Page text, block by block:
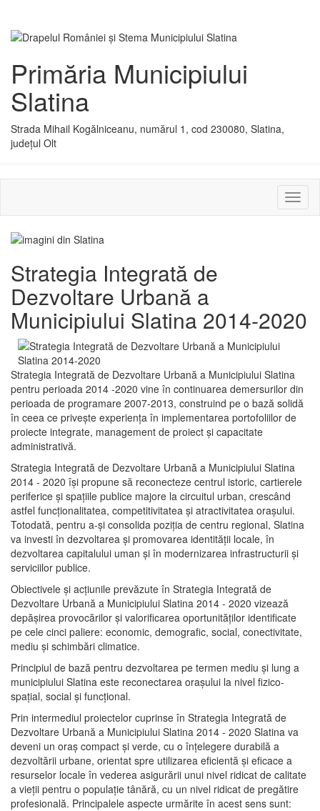
Primăria Municipiului
Slatina
Strada Mihail Kogălniceanu, numărul 1, cod 230080, Slatina,
județul Olt
sau
Strategia Integrată de
Dezvoltare Urbană a
Municipiului Slatina 2014-2020
Strategia Integrată de Dezvoltare Urbană a Municipiului Slatina
pentru perioada 2014 -2020 vine în continuarea demersurilor din
perioada de programare 2007-2013, construind pe o bază solidă
în ceea ce priveşte experienţa în implementarea portofoliilor de
proiecte integrate, management de proiect și capacitate
administrativă.
Strategia Integrată de Dezvoltare Urbană a Municipiului Slatina
2014 - 2020 își propune să reconecteze centrul istoric, cartierele
periferice şi spaţiile publice majore la circuitul urban, crescând
astfel funcţionalitatea, competitivitatea şi atractivitatea oraşului.
Totodată, pentru a-şi consolida poziţia de centru regional, Slatina
va investi în dezvoltarea şi promovarea identităţii locale, în
dezvoltarea capitalului uman şi în modernizarea infrastructurii şi
serviciilor publice.
Obiectivele şi acţiunile prevăzute în Strategia Integrată de
Dezvoltare Urbană a Municipiului Slatina 2014 - 2020 vizează
depășirea provocărilor şi valorificarea oportunităţilor identificate
pe cele cinci paliere: economic, demografic, social, conectivitate,
mediu şi schimbări climatice.
Principiul de bază pentru dezvoltarea pe termen mediu şi lung a
municipiului Slatina este reconectarea oraşului la nivel fizico-
spaţial, social şi funcţional.
Prin intermediul proiectelor cuprinse în Strategia Integrată de
Dezvoltare Urbană a Municipiului Slatina 2014 - 2020 Slatina va
deveni un oraş compact şi verde, cu o înţelegere durabilă a
dezvoltării urbane, orientat spre utilizarea eficientă şi eficace a
resurselor locale în vederea asigurării unui nivel ridicat de calitate
a vieţii pentru o populaţie tânără, cu un nivel ridicat de pregătire
profesională. Principalele aspecte urmărite în acest sens sunt: